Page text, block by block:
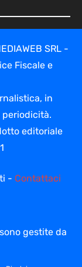
SRL -
Fiscale e
in
editoriale
- Contattaci
gestite da